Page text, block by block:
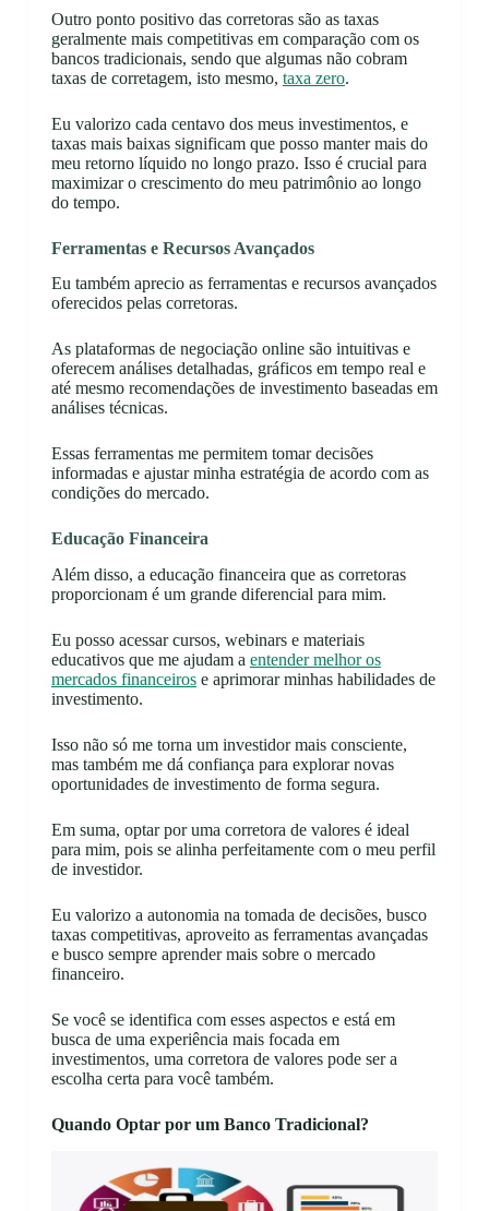
Outro ponto positivo das corretoras são as taxas
geralmente mais competitivas em comparação com os
bancos tradicionais, sendo que algumas não cobram
taxas de corretagem, isto mesmo, taxa zero.
Eu valorizo cada centavo dos meus investimentos, e
taxas mais baixas significam que posso manter mais do
meu retorno líquido no longo prazo. Isso é crucial para
maximizar o crescimento do meu patrimônio ao longo
do tempo.
Ferramentas e Recursos Avançados
Eu também aprecio as ferramentas e recursos avançados
oferecidos pelas corretoras.
As plataformas de negociação online são intuitivas e
oferecem análises detalhadas, gráficos em tempo real e
até mesmo recomendações de investimento baseadas em
análises técnicas.
Essas ferramentas me permitem tomar decisões
informadas e ajustar minha estratégia de acordo com as
condições do mercado.
Educação Financeira
Além disso, a educação financeira que as corretoras
proporcionam é um grande diferencial para mim.
Eu posso acessar cursos, webinars e materiais
educativos que me ajudam a entender melhor os
mercados financeirose aprimorar minhas habilidades de
investimento.
Isso não só me torna um investidor mais consciente,
mas também me dá confiança para explorar novas
oportunidades de investimento de forma segura.
Em suma, optar por uma corretora de valores é ideal
para mim, pois se alinha perfeitamente com o meu perfil
de investidor.
Eu valorizo a autonomia na tomada de decisões, busco
taxas competitivas, aproveito as ferramentas avançadas
e busco sempre aprender mais sobre o mercado
financeiro.
Se você se identifica com esses aspectos e está em
busca de uma experiência mais focada em
investimentos, uma corretora de valores pode ser a
escolha certa para você também.
Quando Optar por um Banco Tradicional?